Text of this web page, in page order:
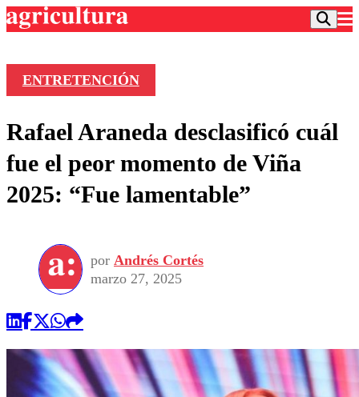
Frecuencias
Deportes
Colo Colo
Seleccion Chilena
Torneo Internacional
Universidad de Chile
Entretención
Economía
Internacional
Sustentabilidad
Publicaciones en medios
Opinión
ENTRETENCIÓN
Rafael Araneda desclasificó cuál
fue el peor momento de Viña
2025: “Fue lamentable”
por Andrés Cortés
marzo 27, 2025